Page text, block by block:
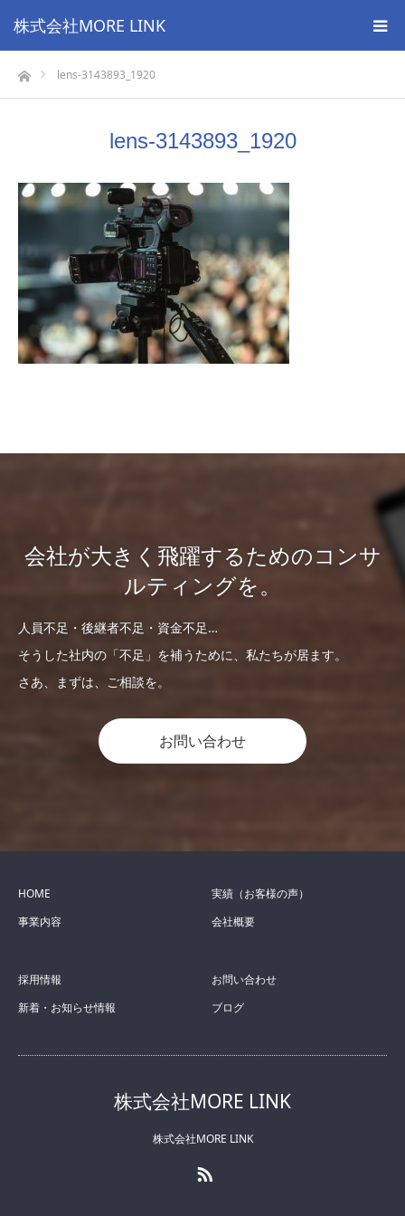
株式会社MORE LINK
ホームlens-3143893_1920
lens-3143893_1920
会社が大きく飛躍するためのコンサ
ルティングを。
人員不足・後継者不足・資金不足…
そうした社内の「不足」を補うために、私たちが居ます。
さあ、まずは、ご相談を。
お問い合わせ
HOME
事業内容
実績（お客様の声）
会社概要
採用情報
新着・お知らせ情報
お問い合わせ
ブログ
株式会社MORE LINK
株式会社MORE LINK